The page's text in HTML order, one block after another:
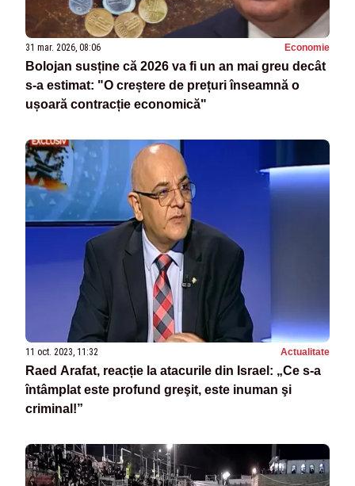
31 mar. 2026, 08:06 Economie
Bolojan susține că 2026 va fi un an mai greu decât
s-a estimat: "O creștere de prețuri înseamnă o
ușoară contracție economică"
11 oct. 2023, 11:32 Actualitate
Raed Arafat, reacție la atacurile din Israel: „Ce s-a
întâmplat este profund greşit, este inuman şi
criminal!”